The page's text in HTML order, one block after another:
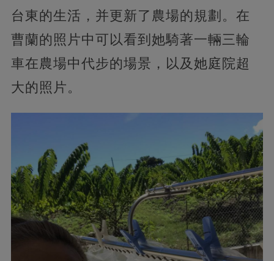
台東的生活，并更新了農場的規劃。在
曹蘭的照片中可以看到她騎著一輛三輪
車在農場中代步的場景，以及她庭院超
大的照片。